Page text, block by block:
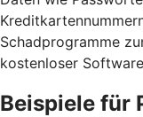
Schadprogramme
kostenloser
Beispiele für